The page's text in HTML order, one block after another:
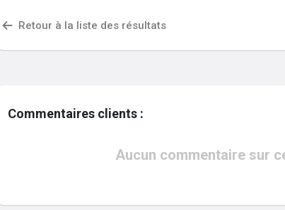
Retour à la liste des résultats
Commentaires clients :
Aucun commentaire sur